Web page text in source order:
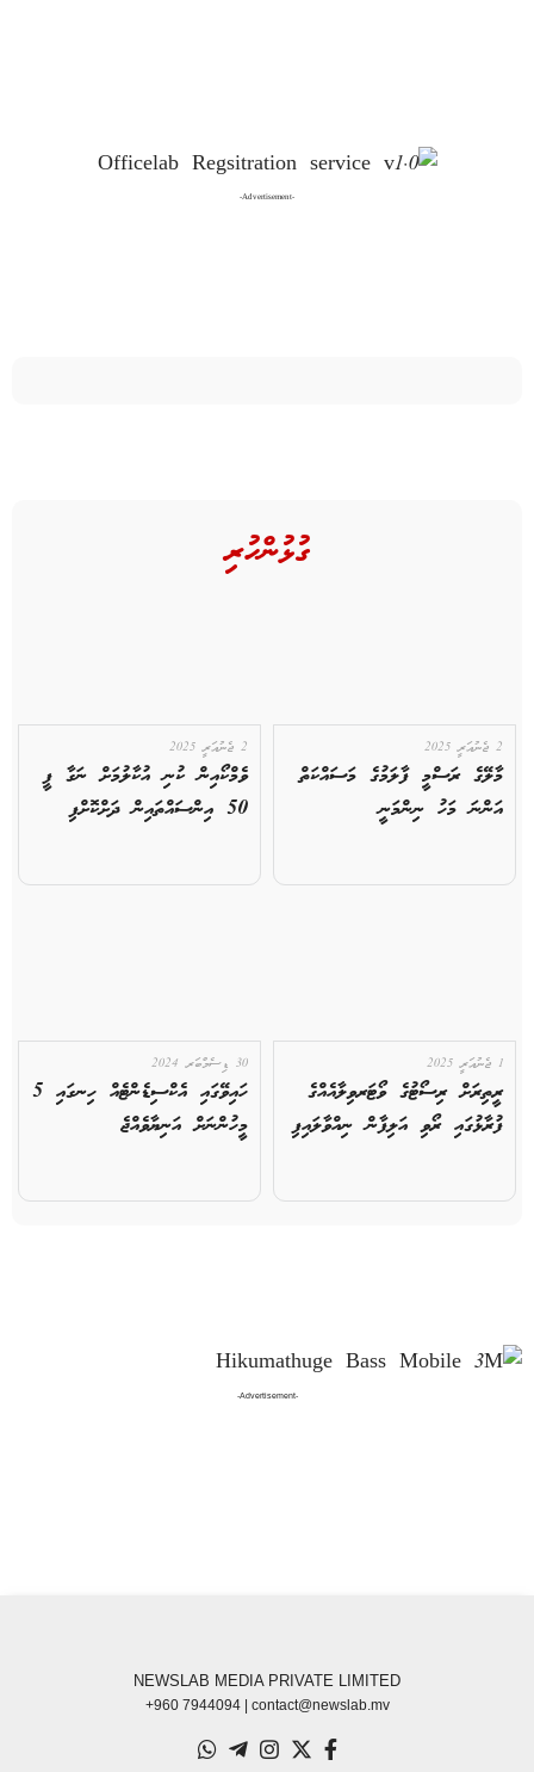
-Advertisement-
ގުޅުންހުރި
2 ޖެނުއަރީ 2025
މާލޭގެ ރަސްމީ ފާލަމުގެ މަސައްކަތް
އަންނަ މަހު ނިންމަނީ
2 ޖެނުއަރީ 2025
ވެމްކޯއިން ކުނި އުކާލުމަށް ނަގާ ފީ
50 އިންސައްތައިން ދަށްކޮށްފި
1 ޖެނުއަރީ 2025
ރީތިރަށް ރިސޯޓުގެ ވޯޓަރވިލާއެއްގެ
ފުރާޅުގައި ރޯވި އަލިފާން ނިއްވާލައިފި
30 ޑިސެމްބަރ 2024
ހައިވޭގައި އެކްސިޑެންޓެއް ހިނގައި 5
މީހުންނަށް އަނިޔާވެއްޖެ
-Advertisement-
NEWSLAB MEDIA PRIVATE LIMITED
+960 7944094 | contact@newslab.mv